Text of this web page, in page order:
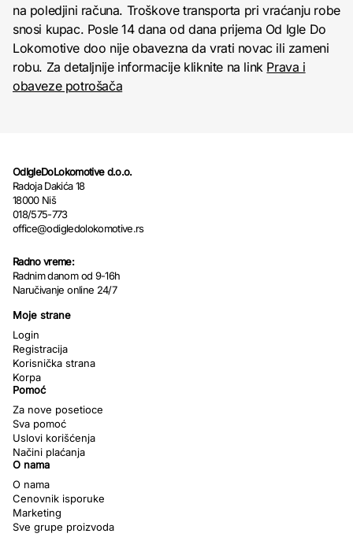
na poledjini računa. Troškove transporta pri vraćanju robe
snosi kupac. Posle 14 dana od dana prijema Od Igle Do
Lokomotive doo nije obavezna da vrati novac ili zameni
robu. Za detaljnije informacije kliknite na link Prava i
obaveze potrošača
OdIgleDoLokomotive d.o.o.
Radoja Dakića 18
18000 Niš
018/575-773
office@odigledolokomotive.rs
Radno vreme:
Radnim danom od 9-16h
Naručivanje online 24/7
Moje strane
Login
Registracija
Korisnička strana
Korpa
Pomoć
Za nove posetioce
Sva pomoć
Uslovi korišćenja
Načini plaćanja
O nama
O nama
Cenovnik isporuke
Marketing
Sve grupe proizvoda